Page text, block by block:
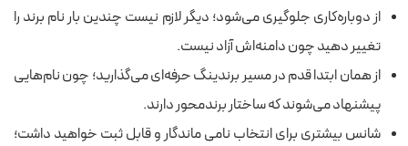
از دوباره‌کاری جلوگیری می‌شود؛ دیگر لازم نیست چندین بار نام برند را
تغییر دهید چون دامنه‌اش آزاد نیست.
از همان ابتدا قدم در مسیر برندینگ حرفه‌ای می‌گذارید؛ چون نام‌هایی
پیشنهاد می‌شوند که ساختار برند‌محور دارند.
شانس بیشتری برای انتخاب نامی ماندگار و قابل ثبت خواهید داشت؛